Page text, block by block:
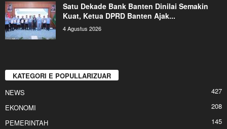
Satu Dekade Bank Banten Dinilai Semakin
Kuat, Ketua DPRD Banten Ajak...
4 Agustus 2026
KATEGORI E POPULLARIZUAR
NEWS
427
EKONOMI
208
PEMERINTAH
145